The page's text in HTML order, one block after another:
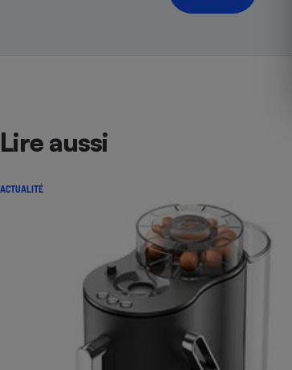
Lire aussi
ACTUALITÉ